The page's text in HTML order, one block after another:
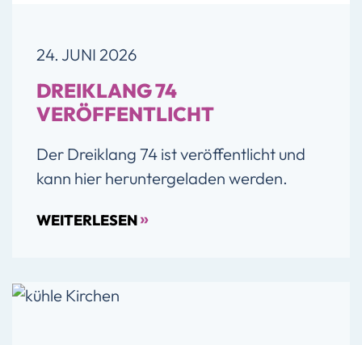
24. JUNI 2026
DREIKLANG 74
VERÖFFENTLICHT
Der Dreiklang 74 ist veröffentlicht und
kann hier heruntergeladen werden.
WEITERLESEN»